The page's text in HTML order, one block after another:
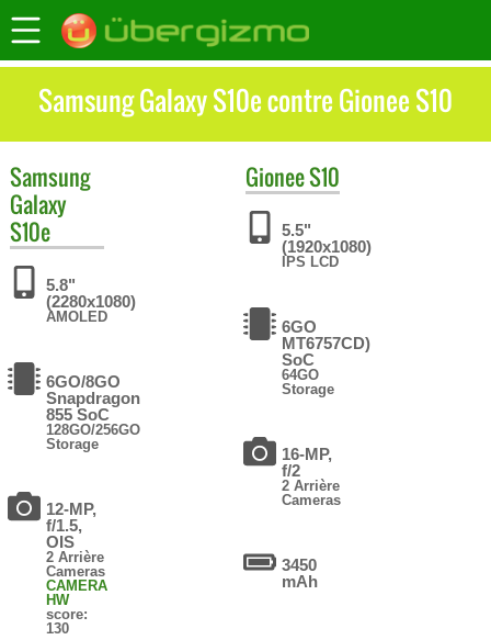
Samsung Galaxy S10e contre Gionee S10
Samsung
Galaxy
S10e
5.8"
(2280x1080)
AMOLED
6GO/8GO
Snapdragon
855 SoC
128GO/256GO
Storage
12-MP,
f/1.5,
OIS
2 Arrière
Cameras
CAMERA
HW
score:
130
GioneeS10
5.5"
(1920x1080)
IPS LCD
6GO
MT6757CD)
SoC
64GO
Storage
16-MP,
f/2
2 Arrière
Cameras
3450
mAh